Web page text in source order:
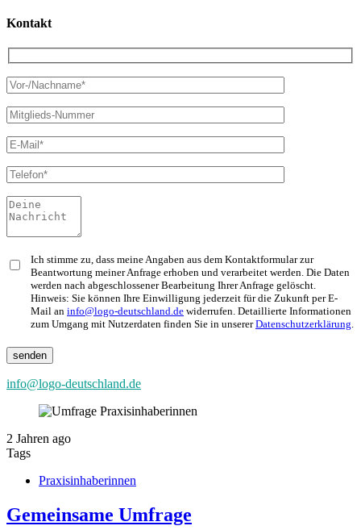
Kontakt
Ich stimme zu, dass meine Angaben aus dem Kontaktformular zur
Beantwortung meiner Anfrage erhoben und verarbeitet werden. Die Daten
werden nach abgeschlossener Bearbeitung Ihrer Anfrage gelöscht.
Hinweis: Sie können Ihre Einwilligung jederzeit für die Zukunft per E-
Mail an info@logo-deutschland.de widerrufen. Detaillierte Informationen
zum Umgang mit Nutzerdaten finden Sie in unsererDatenschutzerklärung
info@logo-deutschland.de
2 Jahren ago
Tags
Praxisinhaberinnen
Gemeinsame Umfrage